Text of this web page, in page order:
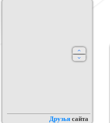
Друзья сайта